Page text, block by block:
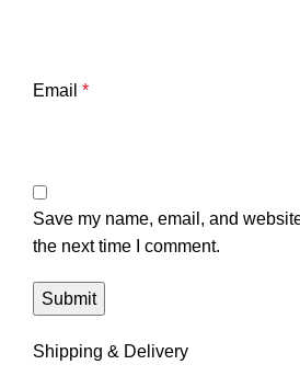
Email *
Save my name, email, and
the next time I comment.
Shipping & Delivery